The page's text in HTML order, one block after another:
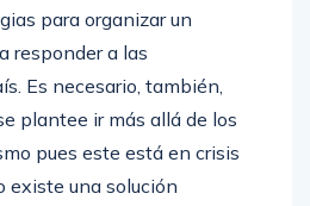
para organizar un
responder a las
Es necesario, también,
plantee ir más allá de los
pues este está en crisis
existe una solución